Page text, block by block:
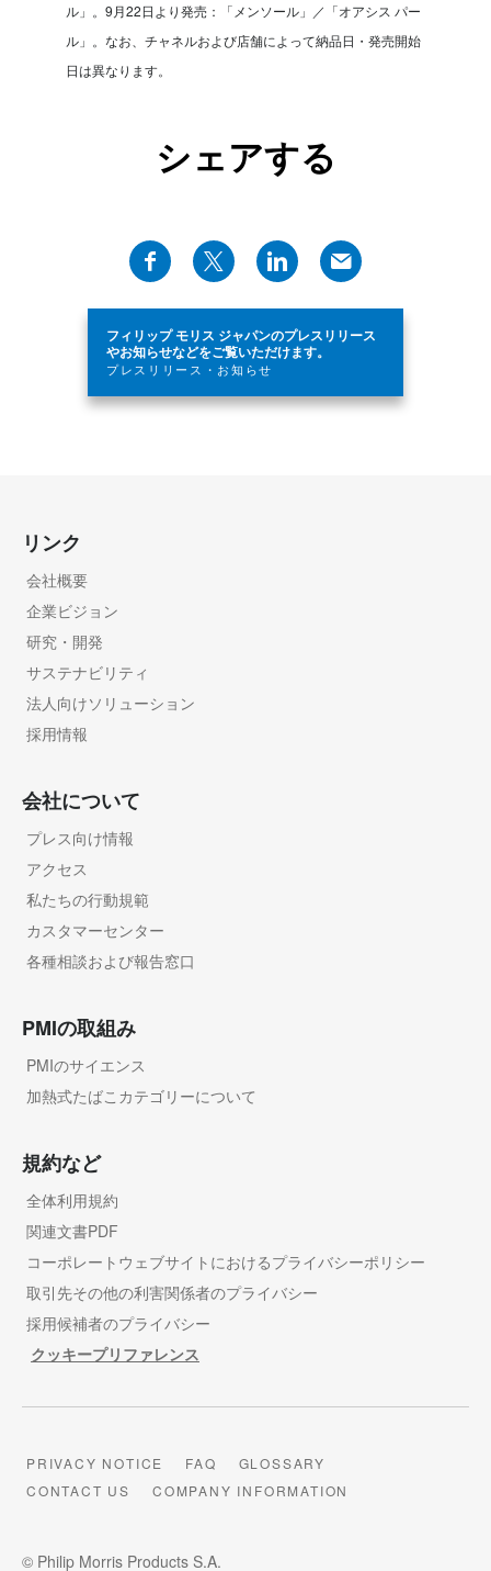
ル」。9月22日より発売：「メンソール」／「オアシス パー
ル」。なお、チャネルおよび店舗によって納品日・発売開始
日は異なります。
シェアする
フィリップ モリス ジャパンのプレスリリース
やお知らせなどをご覧いただけます。
プレスリリース・お知らせ
リンク
会社概要
企業ビジョン
研究・開発
サステナビリティ
法人向けソリューション
採用情報
会社について
プレス向け情報
アクセス
私たちの行動規範
カスタマーセンター
各種相談および報告窓口
PMIの取組み
PMIのサイエンス
加熱式たばこカテゴリーについて
規約など
全体利用規約
関連文書PDF
コーポレートウェブサイトにおけるプライバシーポリシー
取引先その他の利害関係者のプライバシー
採用候補者のプライバシー
クッキープリファレンス
PRIVACY NOTICE FAQ
GLOSSARY
CONTACT US
COMPANY INFORMATION
© Philip Morris Products S.A.